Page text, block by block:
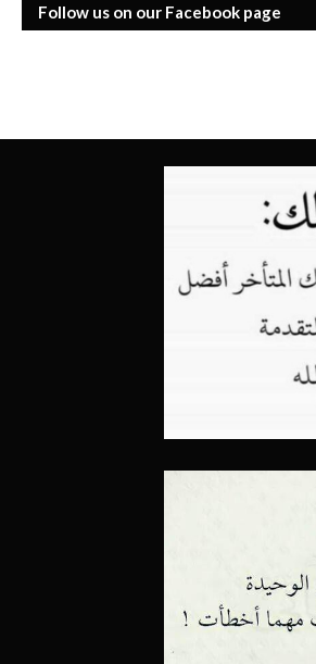
Follow us on our Facebook page